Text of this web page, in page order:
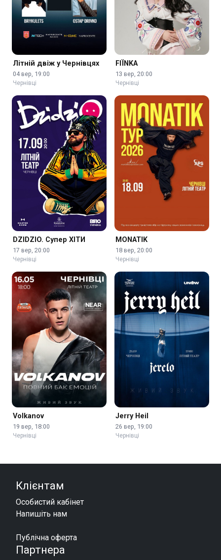
Літній двіж у Чернівцях
04 вер, 19:00
Чернівці
FIЇNKA
13 вер, 20:00
Чернівці
DZIDZIO. Супер ХІТИ
17 вер, 20:00
Чернівці
MONATIK
18 вер, 20:00
Чернівці
Volkanov
19 вер, 18:00
Чернівці
Jerry Heil
26 вер, 19:00
Чернівці
Клієнтам
Особистий кабінет
Напишіть нам
Публічна оферта
Партнера